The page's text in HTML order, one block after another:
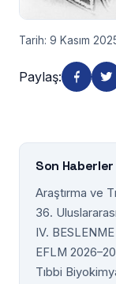
Tarih: 9 Kasım
Paylaş:
Son Haberler
Araştırma ve
36.
IV.
EFLM
Tıbbi